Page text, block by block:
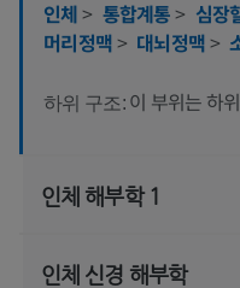
인체> 통합계통> 심장
머리정맥> 대뇌정맥>
하위 구조: 이 부위는 하
인체 해부학 1
인체 신경 해부학